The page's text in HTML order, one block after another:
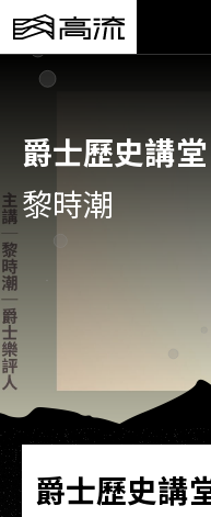
爵士歷史講
黎時潮
爵士歷史講